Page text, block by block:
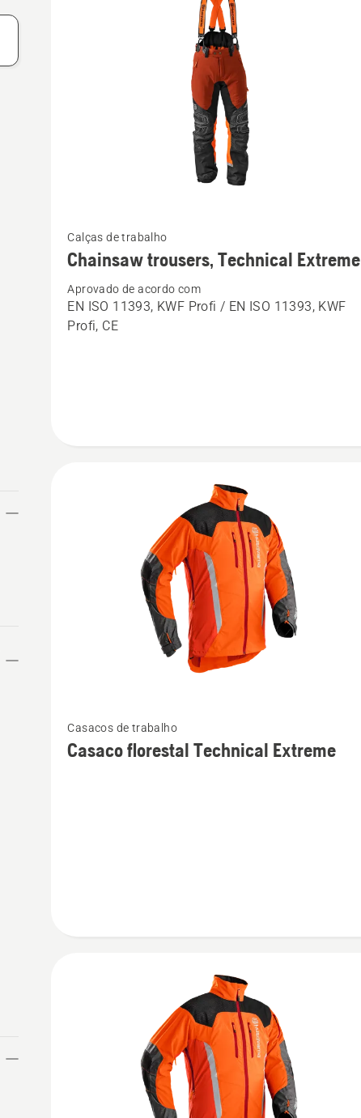
mais
detalhes
sobre
Chainsaw
Calças de trabalho
Chainsaw trousers, Technical Extreme
Aprovado de acordo com
EN ISO 11393, KWF Profi / EN ISO 11393, KWF
Profi, CE
mais
detalhes
Casacos de trabalho
Casaco florestal Technical Extreme